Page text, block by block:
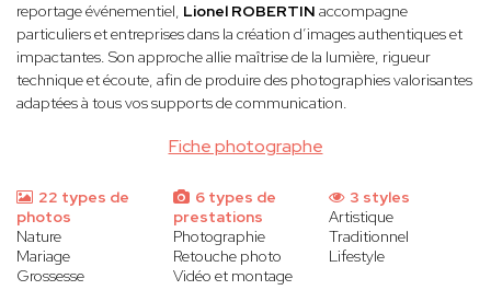
Fiche photographe
reportage événementiel, Lionel ROBERTIN accompagne
particuliers et entreprises dans la création d’images authentiques et
impactantes. Son approche allie maîtrise de la lumière, rigueur
technique et écoute, afin de produire des photographies valorisantes
adaptées à tous vos supports de communication.
22 types de
photos
Nature
Mariage
Grossesse
6 types de
prestations
Photographie
Retouche photo
Vidéo et montage
3 styles
Artistique
Traditionnel
Lifestyle